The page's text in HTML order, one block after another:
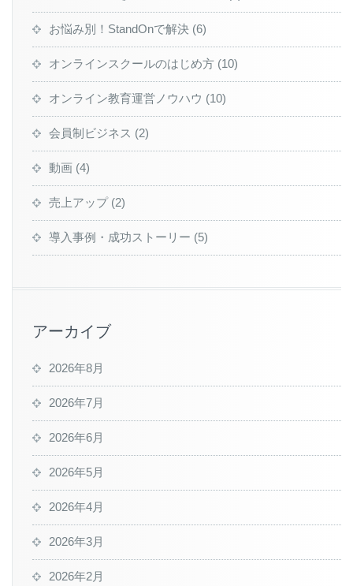
お悩み別！StandOnで解決 (6)
オンラインスクールのはじめ方 (10)
オンライン教育運営ノウハウ (10)
会員制ビジネス (2)
動画 (4)
売上アップ(2)
導入事例・成功ストーリー (5)
アーカイブ
2026年8月
2026年7月
2026年6月
2026年5月
2026年4月
2026年3月
2026年2月